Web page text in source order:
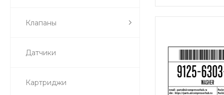
Клапаны
Датчики
Картриджи